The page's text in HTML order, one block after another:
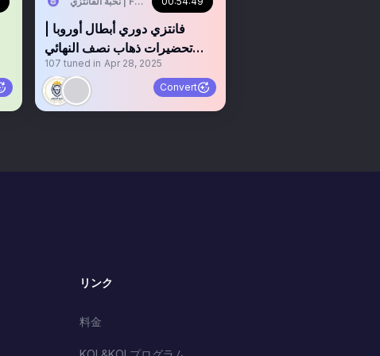
فانتزي دوري أبطال أوروبا |
تحضيرات ذهاب نصف النهائي
107 tuned in Apr 28, 2025
Convert
リンク
料金